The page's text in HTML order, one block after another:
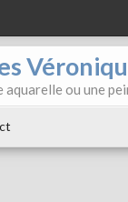
ou une